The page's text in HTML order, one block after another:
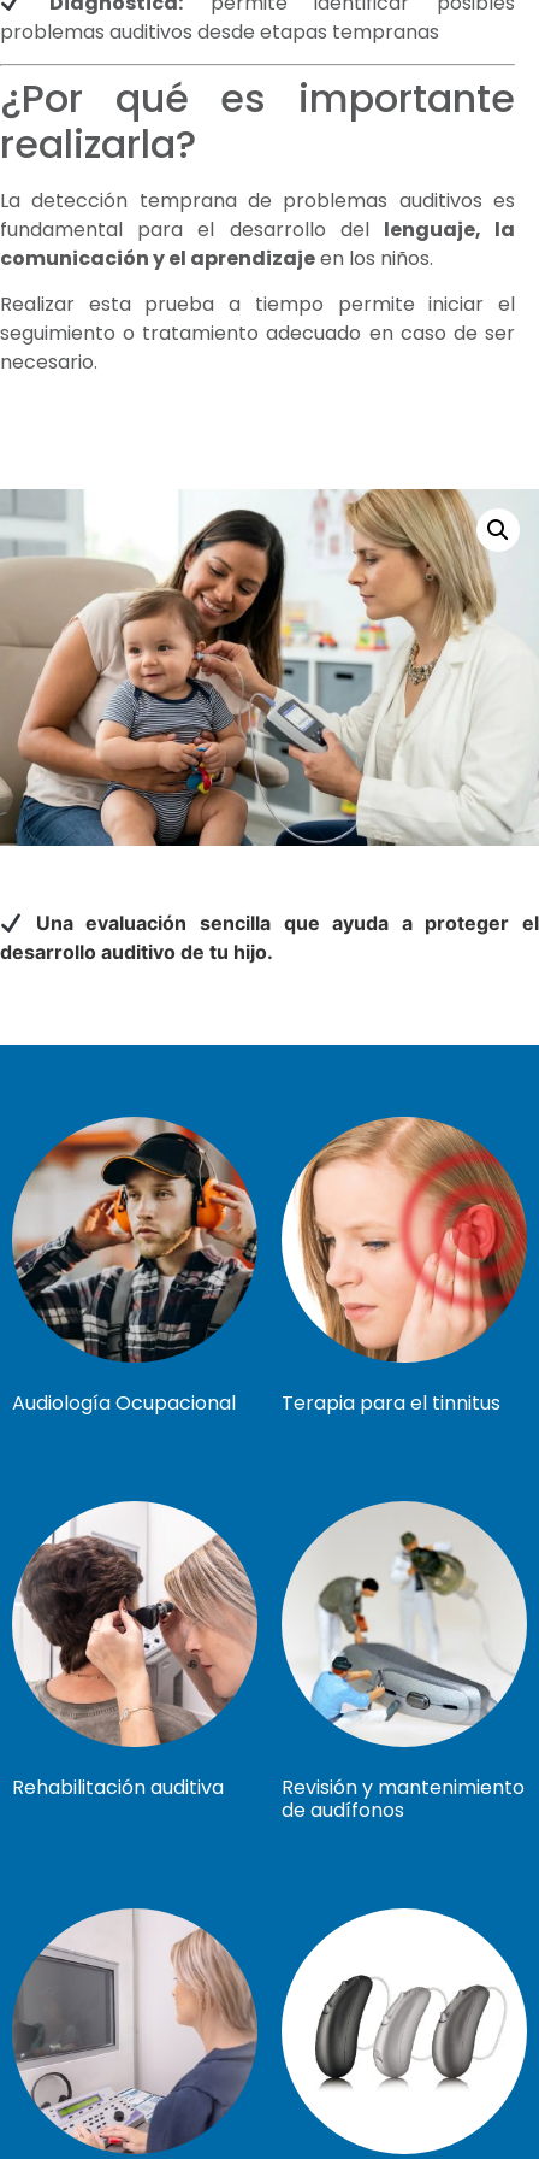
problemas auditivos desde etapas tempranas
¿Por qué es importante
realizarla?
La detección temprana de problemas auditivos es
fundamental para el desarrollo del lenguaje, la
comunicación y el aprendizajeen los niños.
Realizar esta prueba a tiempo permite iniciar el
seguimiento o tratamiento adecuado en caso de ser
necesario.
Una evaluación sencilla que ayuda a proteger el
desarrollo auditivo de tu hijo.
Audiología Ocupacional Terapia para el tinnitus
Rehabilitación auditiva
Revisión y mantenimiento
de audífonos